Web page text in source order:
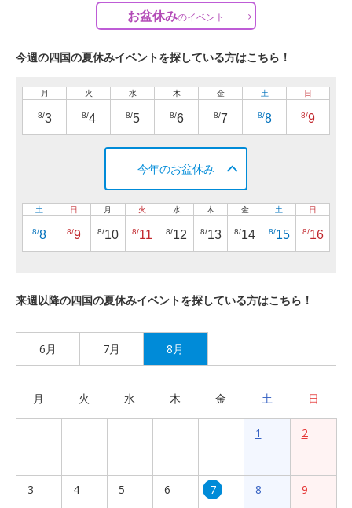
お盆休みのイベント
今週の四国の夏休みイベントを探している方はこちら！
月
8/3
火
8/4
水
8/5
木
8/6
金
8/7
土
8/8
日
8/9
今年のお盆休み
土
8/8
日
8/9
月
8/10
火
8/11
水
8/12
木
8/13
金
8/14
土
8/15
日
8/16
来週以降の四国の夏休みイベントを探している方はこちら！
6月 7月 8月
月 火 水 木 金 土 日
1 2
3 4 5 6 7 8 9